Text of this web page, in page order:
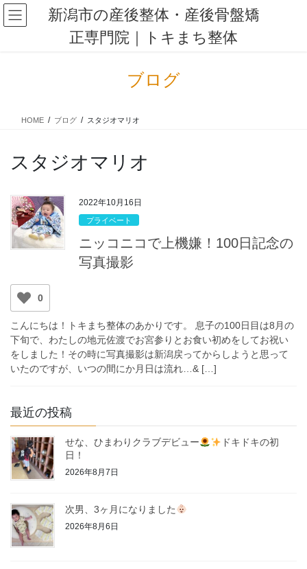
コ
ン
ナ
ビ
新潟市の産後整体・産後骨盤矯
正専門院｜トキまち整体
ブログ
HOME ブログ スタジオマリオ
スタジオマリオ
2022年10月16日
プライベート
ニッコニコで上機嫌！100日記念の
写真撮影
0
こんにちは！トキまち整体のあかりです。 息子の100日目は8月の
下旬で、わたしの地元佐渡でお宮参りとお食い初めをしてお祝い
をしました！その時に写真撮影は新潟戻ってからしようと思って
いたのですが、いつの間にか月日は流れ…& […]
最近の投稿
せな、ひまわりクラブデビュー
ドキドキの初
日！
2026年8月7日
次男、3ヶ月になりました
2026年8月6日